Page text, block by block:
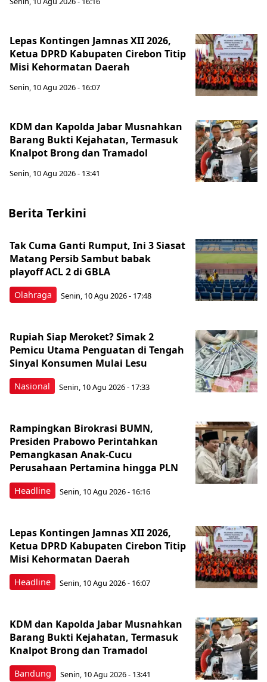
Lepas Kontingen Jamnas XII 2026,
Ketua DPRD Kabupaten Cirebon Titip
Misi Kehormatan Daerah
Senin, 10 Agu 2026 - 16:07
KDM dan Kapolda Jabar Musnahkan
Barang Bukti Kejahatan, Termasuk
Knalpot Brong dan Tramadol
Senin, 10 Agu 2026 - 13:41
Berita Terkini
Olahraga
Tak Cuma Ganti Rumput, Ini 3 Siasat
Matang Persib Sambut babak
playoff ACL 2 di GBLA
Senin, 10 Agu 2026 - 17:48
Nasional
Rupiah Siap Meroket? Simak 2
Pemicu Utama Penguatan di Tengah
Sinyal Konsumen Mulai Lesu
Senin, 10 Agu 2026 - 17:33
Headline
Rampingkan Birokrasi BUMN,
Presiden Prabowo Perintahkan
Pemangkasan Anak-Cucu
Perusahaan Pertamina hingga PLN
Senin, 10 Agu 2026 - 16:16
Headline
Lepas Kontingen Jamnas XII 2026,
Ketua DPRD Kabupaten Cirebon Titip
Misi Kehormatan Daerah
Senin, 10 Agu 2026 - 16:07
Bandung
KDM dan Kapolda Jabar Musnahkan
Barang Bukti Kejahatan, Termasuk
Knalpot Brong dan Tramadol
Senin, 10 Agu 2026 - 13:41